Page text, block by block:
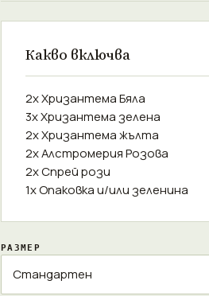
Какво включва
2x Хризантема Бяла
3x Хризантема зелена
2x Хризантема жълта
2x Алстромерия Розова
2x Спрей рози
1x Опаковка и/или зеленина
РАЗМЕР